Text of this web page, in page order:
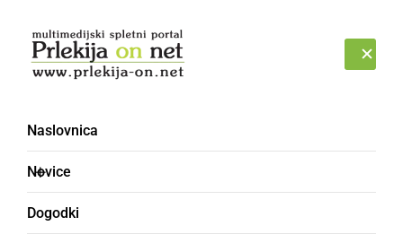
Naslovnica
Novice
Dogodki
mlaj